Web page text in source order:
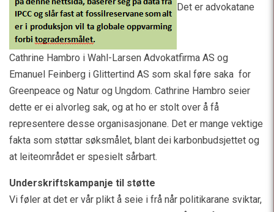
Det er advokatane
Cathrine Hambro i Wahl-Larsen Advokatfirma AS og
Emanuel Feinberg i Glittertind AS som skal føre saka for
Greenpeace og Natur og Ungdom. Cathrine Hambro seier
dette er ei alvorleg sak, og at ho er stolt over å få
representere desse organisasjonane. Det er mange vektige
fakta som støttar søksmålet, blant dei karbonbudsjettet og
at leiteområdet er spesielt sårbart.
Underskriftskampanje til støtte
Vi føler at det er vår plikt å seie i frå når politikarane sviktar,